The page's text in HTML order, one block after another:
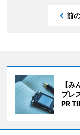
前
【み
プレ
PR